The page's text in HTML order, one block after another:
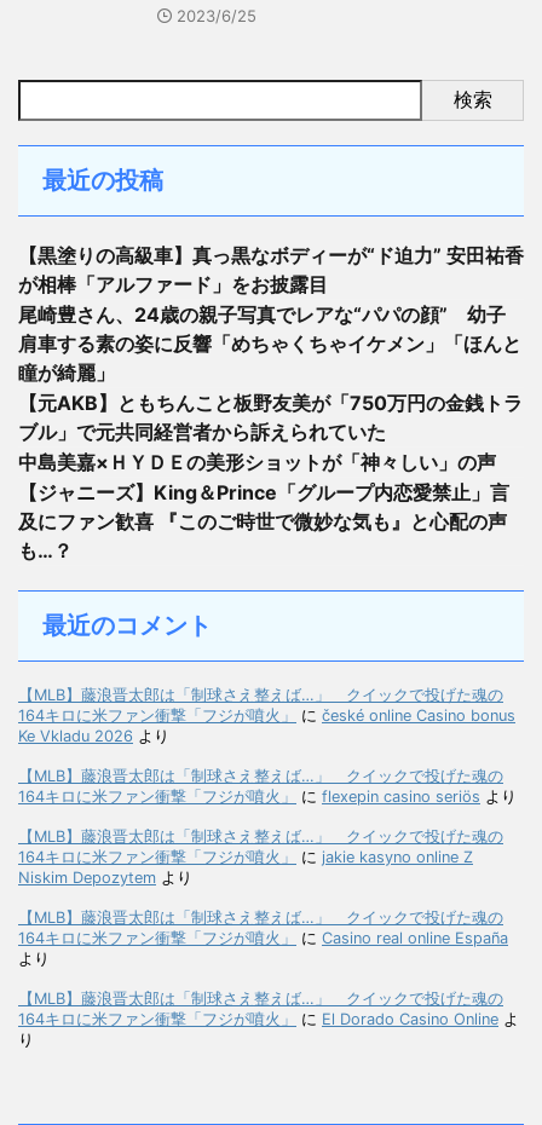
2023/6/25
検索
最近の投稿
【黒塗りの高級車】真っ黒なボディーが“ド迫力” 安田祐香
が相棒「アルファード」をお披露目
尾崎豊さん、24歳の親子写真でレアな“パパの顔” 幼子
肩車する素の姿に反響「めちゃくちゃイケメン」「ほんと
瞳が綺麗」
【元AKB】ともちんこと板野友美が「750万円の金銭トラ
ブル」で元共同経営者から訴えられていた
中島美嘉×ＨＹＤＥの美形ショットが「神々しい」の声
【ジャニーズ】King＆Prince「グループ内恋愛禁止」言
及にファン歓喜 『このご時世で微妙な気も』と心配の声
も…？
最近のコメント
【MLB】藤浪晋太郎は「制球さえ整えば…」 クイックで投げた魂の
164キロに米ファン衝撃「フジが噴火」
に české online Casino bonus
Ke Vkladu 2026 より
【MLB】藤浪晋太郎は「制球さえ整えば…」 クイックで投げた魂の
164キロに米ファン衝撃「フジが噴火」
に flexepin casino seriös より
【MLB】藤浪晋太郎は「制球さえ整えば…」 クイックで投げた魂の
164キロに米ファン衝撃「フジが噴火」
に jakie kasyno online Z
Niskim Depozytem より
【MLB】藤浪晋太郎は「制球さえ整えば…」 クイックで投げた魂の
164キロに米ファン衝撃「フジが噴火」
に Casino real online España
より
【MLB】藤浪晋太郎は「制球さえ整えば…」 クイックで投げた魂の
164キロに米ファン衝撃「フジが噴火」
に El Dorado Casino Online よ
り